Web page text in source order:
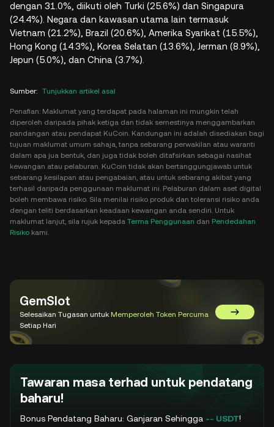
dengan 31.0%, diikuti oleh Turki (25.6%) dan Singapura
(24.4%). Negara dan kawasan utama lain termasuk
Vietnam (21.2%), Brazil (20.6%), Amerika Syarikat (15.5%),
Hong Kong (14.3%), Korea Selatan (13.6%), Jerman (8.9%),
Jepun (5.0%), dan China (3.7%).
Sumber: Tunjukkan artikel asal
Penafian: Maklumat yang terdapat pada halaman ini mungkin telah
diperoleh daripada pihak ketiga dan tidak semestinya menggambarkan
pandangan atau pendapat KuCoin. Kandungan ini adalah disediakan bagi
tujuan maklumat umum sahaja, tanpa sebarang perwakilan atau waranti
dalam apa jua bentuk, dan juga tidak boleh ditafsirkan sebagai nasihat
kewangan atau pelaburan. KuCoin tidak akan bertanggungjawab untuk
sebarang kesilapan atau pengabaian, atau untuk sebarang akibat yang
terhasil daripada penggunaan maklumat ini. Pelaburan dalam aset digital
boleh membawa risiko. Sila menilai risiko produk dan toleransi risiko anda
dengan teliti berdasarkan keadaan kewangan anda sendiri. Untuk
maklumat lanjut, sila rujuk kepada Terma Penggunaan dan Pendedahan
Risiko kami.
GemSlot
Selesaikan Tugasan untuk Memperoleh Token Percuma
Setiap Hari
Pergi ke
Tawaran masa terhad untuk pendatang
baharu!
Bonus Pendatang Baharu: Ganjaran Sehingga -- USDT!